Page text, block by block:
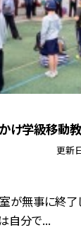
け学級移動
更新
が無事に終了
自分で...